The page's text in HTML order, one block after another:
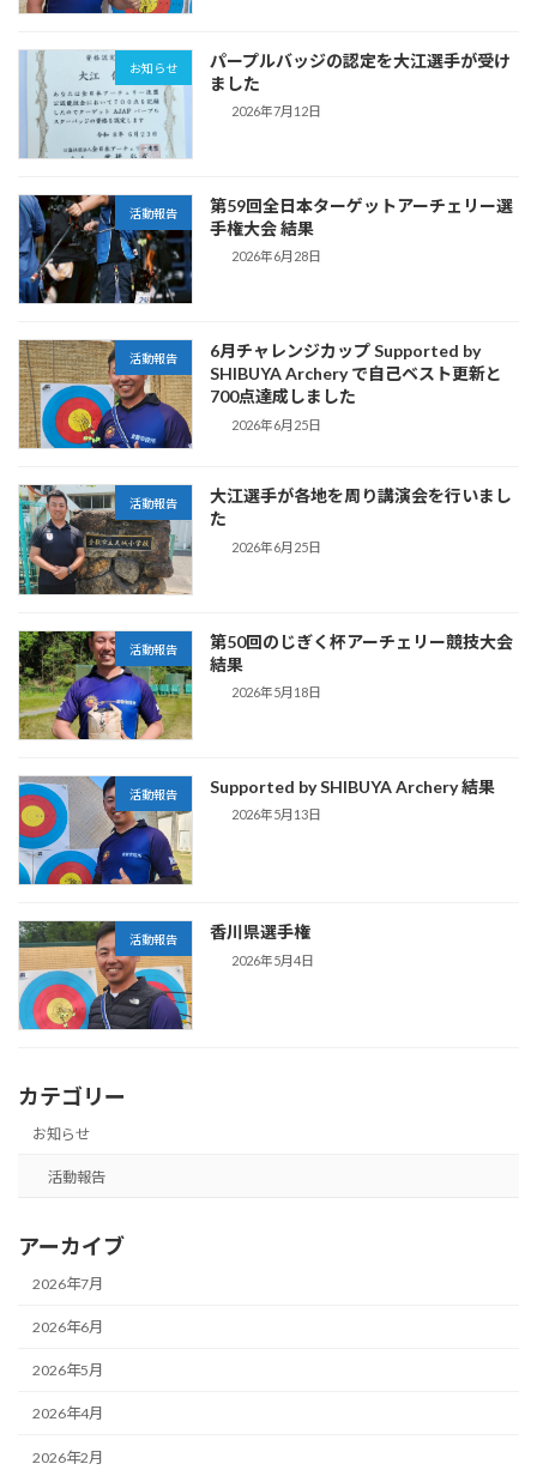
お知らせ
パープルバッジの認定を大江選手が受け
ました
2026年7月12日
活動報告
第59回全日本ターゲットアーチェリー選
手権大会 結果
2026年6月28日
活動報告
6月チャレンジカップ Supported by
SHIBUYA Archery で自己ベスト更新と
700点達成しました
2026年6月25日
活動報告
大江選手が各地を周り講演会を行いまし
た
2026年6月25日
活動報告
第50回のじぎく杯アーチェリー競技大会
結果
2026年5月18日
活動報告 Supported by SHIBUYA Archery 結果
2026年5月13日
活動報告 香川県選手権
2026年5月4日
カテゴリー
お知らせ
活動報告
アーカイブ
2026年7月
2026年6月
2026年5月
2026年4月
2026年2月